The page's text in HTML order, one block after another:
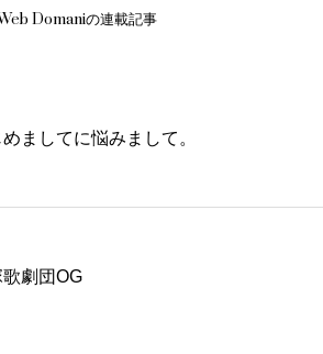
Domaniの連載記事
ましてに悩みまして。
劇団OG